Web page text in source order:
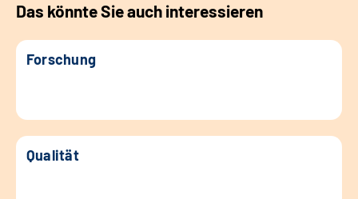
Das könnte Sie auch interessieren
Forschung
Qualität